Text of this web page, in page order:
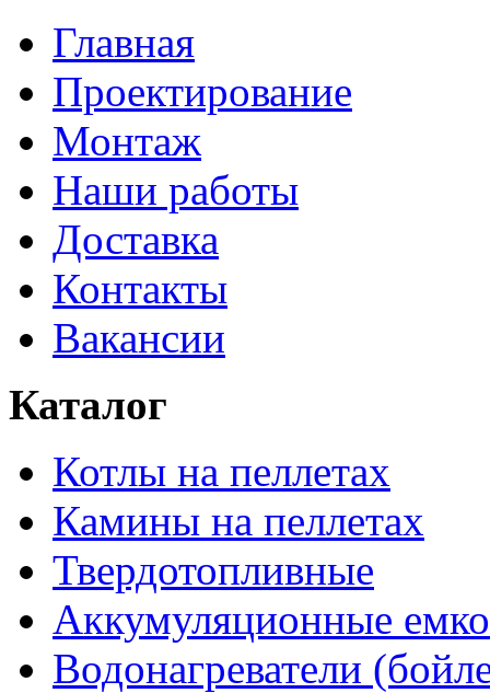
Главная
Проектирование
Монтаж
Наши работы
Доставка
Контакты
Вакансии
Каталог
Котлы на пеллетах
Камины на пеллетах
Твердотопливные
Аккумуляционные
Водонагреватели